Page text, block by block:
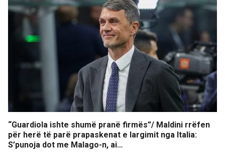
“Guardiola ishte shumë pranë firmës”/ Maldini rrëfen
për herë të parë prapaskenat e largimit nga Italia:
S’punoja dot me Malago-n, ai…